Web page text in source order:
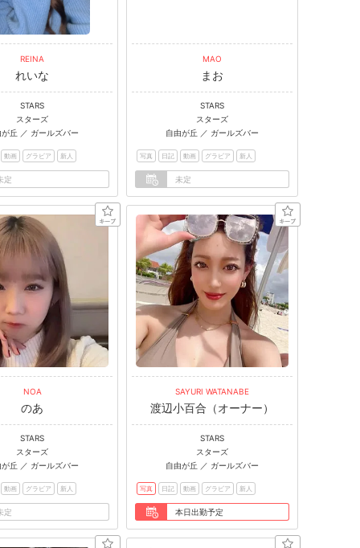
REINA
れいな
STARS
スターズ
が丘 ／ ガールズバー
動画 グラビア 新人
定
MAO
まお
STARS
スターズ
自由が丘 ／ ガールズバー
写真 日記 動画 グラビア 新人
未定
NOA
のあ
STARS
スターズ
が丘 ／ ガールズバー
動画 グラビア 新人
定
SAYURI WATANABE
渡辺小百合（オーナー）
STARS
スターズ
自由が丘 ／ ガールズバー
写真 日記 動画 グラビア 新人
本日出勤予定